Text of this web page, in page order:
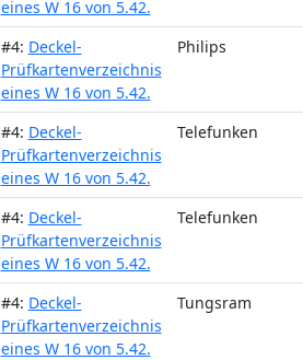
eines W 16 von 5.42.
#4: Deckel-
Prüfkartenverzeichnis
eines W 16 von 5.42.
Philips
#4: Deckel-
Prüfkartenverzeichnis
eines W 16 von 5.42.
Telefunken
#4: Deckel-
Prüfkartenverzeichnis
eines W 16 von 5.42.
Telefunken
#4: Deckel-
Prüfkartenverzeichnis
eines W 16 von 5.42.
Tungsram